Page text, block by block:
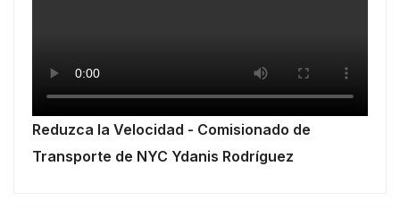
Reduzca la Velocidad - Comisionado de
Transporte de NYC Ydanis Rodríguez